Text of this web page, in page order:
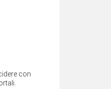
con